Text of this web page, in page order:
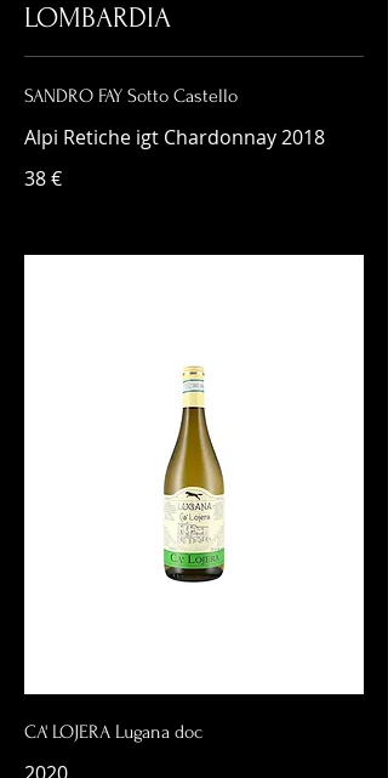
LOMBARDIA
SANDRO FAY Sotto Castello
Alpi Retiche igt Chardonnay 2018
38 €
CA' LOJERA Lugana doc